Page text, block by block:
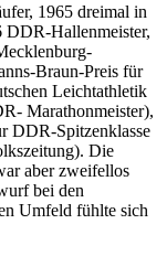
1965 dreimal in
DDR-Hallenmeister,
Braun-Preis für
Leichtathletik
Marathonmeister),
DDR-Spitzenklasse
Die
aber zweifellos
bei den
Umfeld fühlte sich